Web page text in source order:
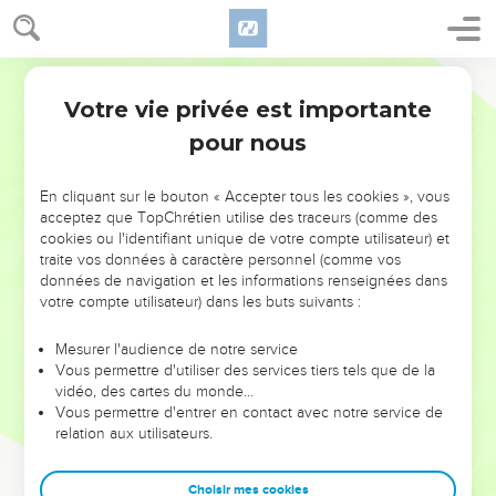
NE MANQUEZ PAS L’ÉVÉNEMENT
DE L’ANNÉE !
ET SI LEURS ERREURS POUVAIENT VOUS ÉVITER LES
VOTRES ?
leur foi ou leur vision. Mais on voit moins les doutes, les erreurs
et les saisons difficiles qu'ils ont traversés, alors même que ce
sont elles qui les ont façonnés.
Dans cette conférence, leaders, entrepreneurs, et responsables
clés pour avancer avec plus de sagesse afin que leurs erreurs
Votre vie privée est importante
pour nous
En cliquant sur le bouton « Accepter tous les cookies », vous
acceptez que TopChrétien utilise des traceurs (comme des
cookies ou l'identifiant unique de votre compte utilisateur) et
traite vos données à caractère personnel (comme vos
données de navigation et les informations renseignées dans
votre compte utilisateur) dans les buts suivants :
Mesurer l'audience de notre service
Vous permettre d'utiliser des services tiers tels que de la
vidéo, des cartes du monde…
Vous permettre d'entrer en contact avec notre service de
relation aux utilisateurs.
Choisir mes cookies